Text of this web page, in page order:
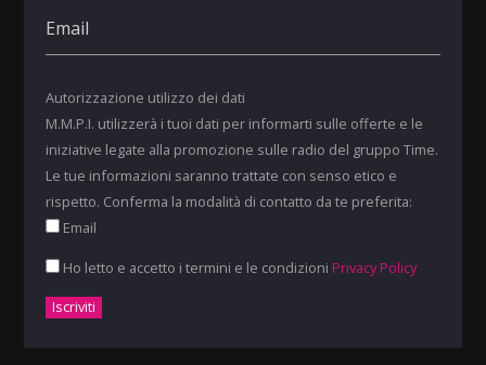
Autorizzazione utilizzo dei dati
M.M.P.I. utilizzerà i tuoi dati per informarti sulle offerte e le
iniziative legate alla promozione sulle radio del gruppo Time.
Le tue informazioni saranno trattate con senso etico e
rispetto. Conferma la modalità di contatto da te preferita:
Email
Ho letto e accetto i termini e le condizioni Privacy Policy